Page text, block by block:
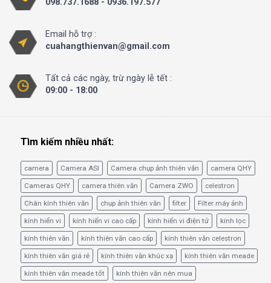
Email hỗ trợ :
cuahangthienvan@gmail.com
Tất cả các ngày, trừ ngày lễ tết :
09:00 - 18:00
Tìm kiếm nhiều nhất:
camera Camera ASI Camera chụp ảnh thiên văn camera QHY
Cameras QHY camera thiên văn Camera ZWO celestron
Chân kính thiên văn chụp ảnh thiên văn filter Filter máy ảnh
kính hiển vi kính hiển vi cao cấp kính hiển vi điện tử kính lọc
kính thiên văn kính thiên văn cao cấp kính thiên văn celestron
kính thiên văn giá rẻ kính thiên văn khúc xạ kính thiên văn meade
kính thiên văn meade tốt kính thiên văn nên mua